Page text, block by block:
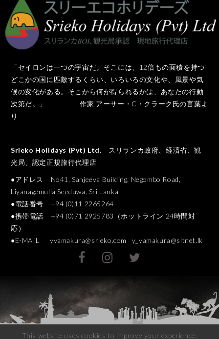
「セイロンは一つの宇宙だ。そこには、12倍もの面積を持つ
どこかの国に匹敵するくらい、いろいろの文化や、風景や気
候の変化がある。そこから何が得られるかは、あなたの行動
次第だ。」 作家 アーサー・C・クラーク氏の言葉よ
り
Srieko Holidays (Pvt) Ltd. スリランカ政府、経済省、観
光局、認定正規旅行代理店
●アドレス No41, Sanjeeva Building, Negombo Road,
Liyanagemulla Seeduwa, Sri Lanka
●電話番号 +94 (0)11 2265264
●携帯電話 +94 (0)71 2925783（ホットライン 24時間対
応）
●E-MAIL yyamakura@srieko.com y_yamakura@sltnet.lk
This website uses cookies to improve your experience.